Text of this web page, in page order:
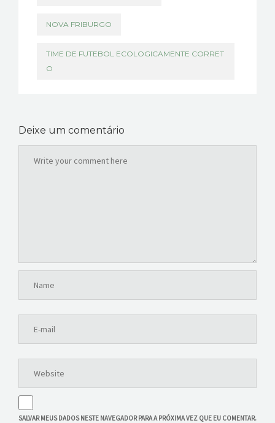
NOVA FRIBURGO
TIME DE FUTEBOL ECOLOGICAMENTE CORRET
O
Deixe um comentário
SALVAR MEUS DADOS NESTE NAVEGADOR PARA A PRÓXIMA VEZ QUE EU COMENTAR.